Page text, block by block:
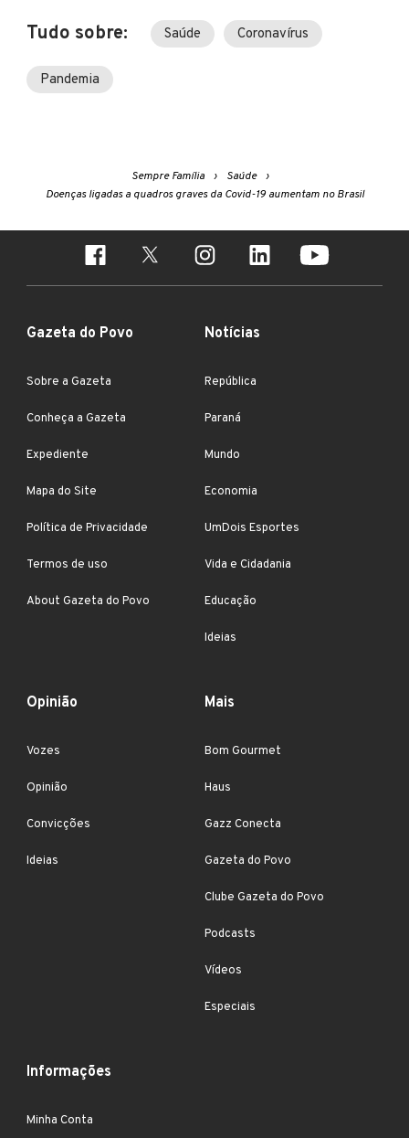
Tudo sobre: Saúde Coronavírus
Pandemia
Sempre Família
Saúde
Doenças ligadas a quadros graves da Covid-19 aumentam no Brasil
Gazeta do Povo
Sobre a Gazeta
Conheça a Gazeta
Expediente
Mapa do Site
Política de Privacidade
Termos de uso
About Gazeta do Povo
Notícias
República
Paraná
Mundo
Economia
UmDois Esportes
Vida e Cidadania
Educação
Ideias
Opinião
Vozes
Opinião
Convicções
Ideias
Mais
Bom Gourmet
Haus
Gazz Conecta
Gazeta do Povo
Clube Gazeta do Povo
Podcasts
Vídeos
Especiais
Informações
Minha Conta